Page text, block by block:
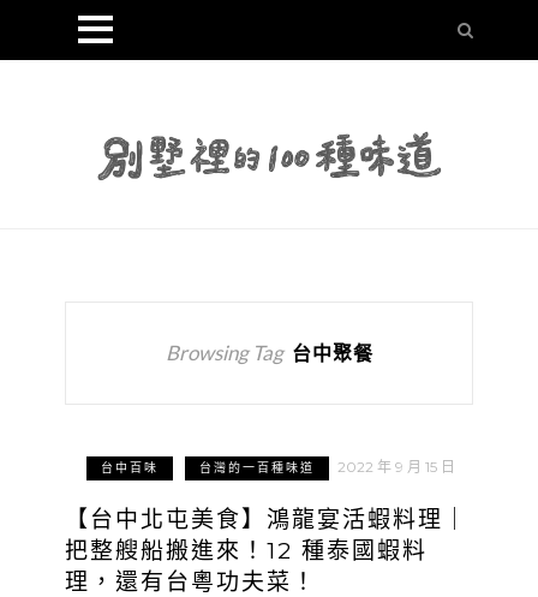
Browsing Tag 台中聚餐
台中百味 台灣的一百種味道 2022 年 9 月 15 日
【台中北屯美食】鴻龍宴活蝦料理｜
把整艘船搬進來！12 種泰國蝦料
理，還有台粵功夫菜！